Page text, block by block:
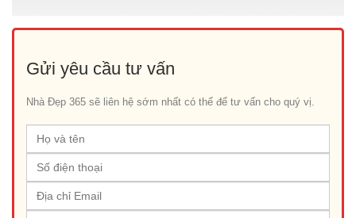
Gửi yêu cầu tư vấn
Nhà Đẹp 365 sẽ liên hệ sớm nhất có thể để tư vấn cho quý vị.